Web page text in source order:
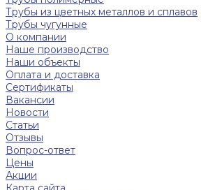
Трубы из цветных металлов и сплавов
Трубы чугунные
О компании
Наше производство
Наши объекты
Оплата и доставка
Сертификаты
Вакансии
Новости
Статьи
Отзывы
Вопрос-ответ
Цены
Акции